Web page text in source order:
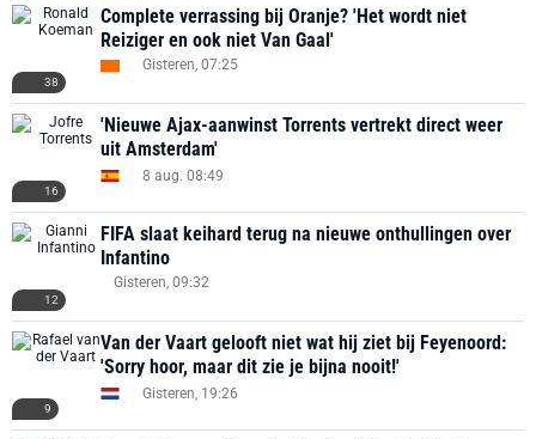
38
Complete verrassing bij Oranje? 'Het wordt niet
Reiziger en ook niet Van Gaal'
Gisteren, 07:25
16
'Nieuwe Ajax-aanwinst Torrents vertrekt direct weer
uit Amsterdam'
8 aug. 08:49
12
FIFA slaat keihard terug na nieuwe onthullingen over
Infantino
Gisteren, 09:32
9
Van der Vaart gelooft niet wat hij ziet bij Feyenoord:
'Sorry hoor, maar dit zie je bijna nooit!'
Gisteren, 19:26